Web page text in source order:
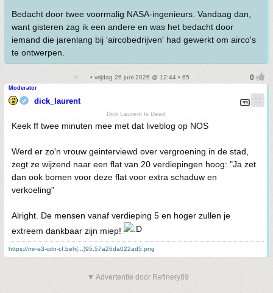
Bedacht door twee voormalig NASA-ingenieurs. Vandaag dan,
want gisteren zag ik een andere en was het bedacht door
iemand die jarenlang bij 'aircobedrijven' had gewerkt om airco's
te ontwerpen.
• vrijdag 26 juni 2026 @ 12:44 • 65
Moderator
dick_laurent
Dick Laurent Is Dead
Keek ff twee minuten mee met dat liveblog op NOS
Werd er zo'n vrouw geinterviewd over vergroening in de stad,
zegt ze wijzend naar een flat van 20 verdiepingen hoog: "Ja zet
dan ook bomen voor deze flat voor extra schaduw en
verkoeling"
Alright. De mensen vanaf verdieping 5 en hoger zullen je
extreem dankbaar zijn miep!
https://mir-s3-cdn-cf.beh(...)95.57a26da022ad5.png
▼ Advertentie door Refinery89